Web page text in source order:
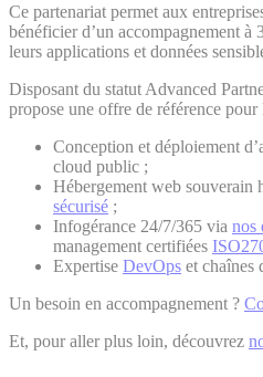
Ce partenariat permet aux
bénéficier d’un accompagnement à
leurs applications et données
Disposant du statut Advanced
propose une offre de référence
Conception et déploiement
cloud public ;
Hébergement web souverain
sécurisé ;
Infogérance 24/7/365 via nos
management certifiées
Expertise DevOps et chaînes
Un besoin en accompagnement ?
Et, pour aller plus loin, découvrez